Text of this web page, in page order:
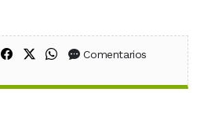
Compartir en Facebook
Compartir en X (Twitter)
Compartir en WhatsApp
Comentarios